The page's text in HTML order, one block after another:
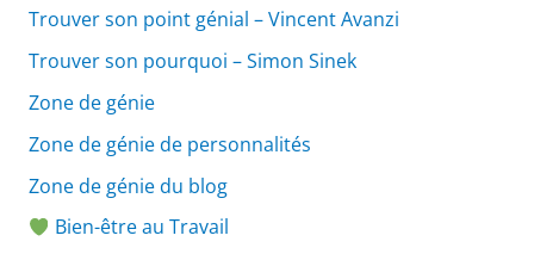
Trouver son point génial – Vincent Avanzi
Trouver son pourquoi – Simon Sinek
Zone de génie
Zone de génie de personnalités
Zone de génie du blog
Bien-être au Travail